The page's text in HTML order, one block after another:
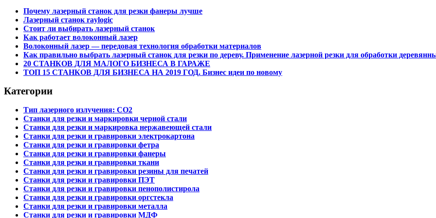
Почему лазерный станок для резки фанеры лучше
Лазерный станок raylogic
Стоит ли выбирать лазерный станок
Как работает волоконный лазер
Волоконный лазер — передовая технология обработки материалов
Как правильно выбрать лазерный станок для резки по дереву. Применение лазерной резки для обработки
20 СТАНКОВ ДЛЯ МАЛОГО БИЗНЕСА В ГАРАЖЕ
ТОП 15 СТАНКОВ ДЛЯ БИЗНЕСА НА 2019 ГОД. Бизнес идеи по новому
Категории
Тип лазерного излучения: СО2
Станки для резки и маркировки черной стали
Станки для резки и маркировка нержавеющей стали
Станки для резки и гравировки электрокартона
Станки для резки и гравировки фетра
Станки для резки и гравировки фанеры
Станки для резки и гравировки ткани
Станки для резки и гравировки резины для печатей
Станки для резки и гравировки ПЭТ
Станки для резки и гравировки пенополистирола
Станки для резки и гравировки оргстекла
Станки для резки и гравировки металла
Станки для резки и гравировки МДФ